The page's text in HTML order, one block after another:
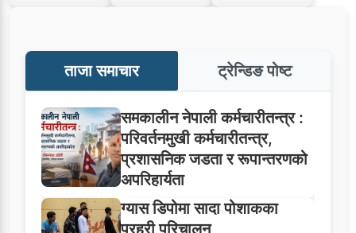
ताजा समाचार ट्रेन्डिङ पोष्ट
समकालीन नेपाली कर्मचारीतन्त्र :
परिवर्तनमुखी कर्मचारीतन्त्र,
प्रशासनिक जडता र रूपान्तरणको
अपरिहार्यता
ग्यास डिपोमा सादा पोशाकका
प्रहरी परिचालन